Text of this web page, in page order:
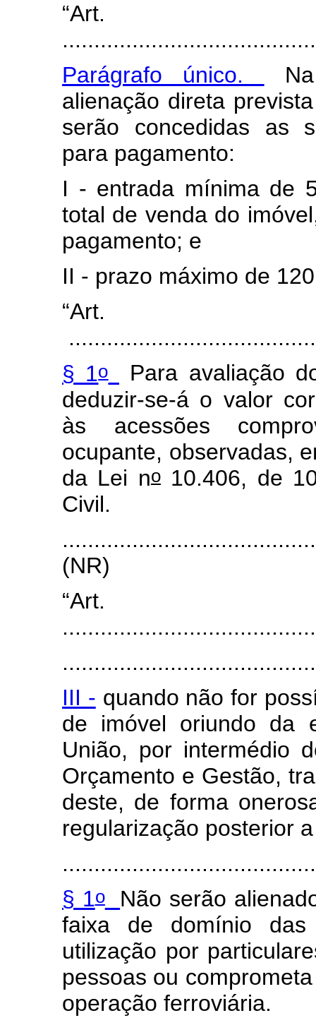
Parágrafo único.
alienação direta
serão concedidas as
para pagamento:
I - entrada mínima de
total de venda do
pagamento; e
II - prazo máximo de
§ 1o
Para avaliação
deduzir-se-á o valor
às acessões
ocupante, observadas,
da Lei no10.406, de
Civil.
(NR)
III - quando não for
de imóvel oriundo da
União, por intermédio
Orçamento e Gestão,
deste, de forma
regularização posterior
§ 1o
Não serão
faixa de domínio das
utilização por
pessoas ou
operação ferroviária.